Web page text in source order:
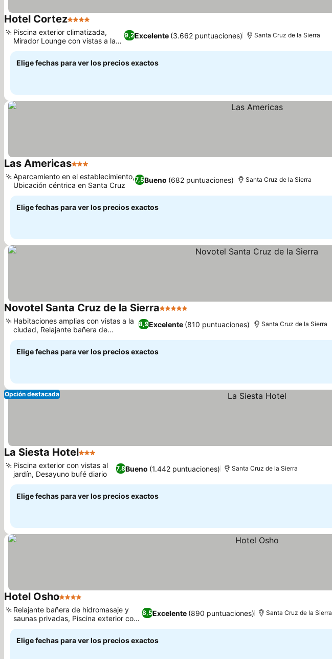
Hotel Cortez4 Estrellas
9,2Excelente (3.662 puntuaciones)
Piscina exterior climatizada,
Mirador Lounge con vistas a la
ciudad
Santa Cruz de la Sierra
Elige fechas para ver los precios exactos
Las Americas3 Estrellas
7,5Bueno (682 puntuaciones)
Aparcamiento en el establecimiento,
Ubicación céntrica en Santa Cruz
Santa Cruz de la Sierra
Elige fechas para ver los precios exactos
Novotel Santa Cruz de la Sierra5 Estrellas
8,9Excelente (810 puntuaciones)
Habitaciones amplias con vistas a la
ciudad, Relajante bañera de
hidromasaje
Santa Cruz de la Sierra
Elige fechas para ver los precios exactos
Opción destacada
La Siesta Hotel3 Estrellas
7,8Bueno (1.442 puntuaciones)
Piscina exterior con vistas al
jardín, Desayuno bufé diario
Santa Cruz de la Sierra
Elige fechas para ver los precios exactos
Hotel Osho4 Estrellas
8,5Excelente (890 puntuaciones)
Relajante bañera de hidromasaje y
saunas privadas, Piscina exterior con
solárium
Santa Cruz de la Sierra
Elige fechas para ver los precios exactos